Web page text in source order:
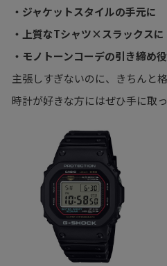
・ジャケットスタイルの手元に
・上質なTシャツ×スラックスに
・モノトーンコーデの引き締め
主張しすぎないのに、きちんと格
時計が好きな方にはぜひ手に取